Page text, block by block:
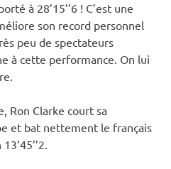
à 28’15’’6 ! C’est une
son record personnel
peu de spectateurs
à cette performance. On lui
Ron Clarke court sa
et bat nettement le français